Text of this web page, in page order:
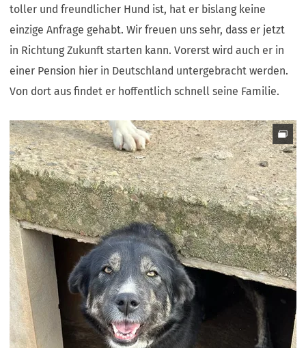
toller und freundlicher Hund ist, hat er bislang keine
einzige Anfrage gehabt. Wir freuen uns sehr, dass er jetzt
in Richtung Zukunft starten kann. Vorerst wird auch er in
einer Pension hier in Deutschland untergebracht werden.
Von dort aus findet er hoffentlich schnell seine Familie.